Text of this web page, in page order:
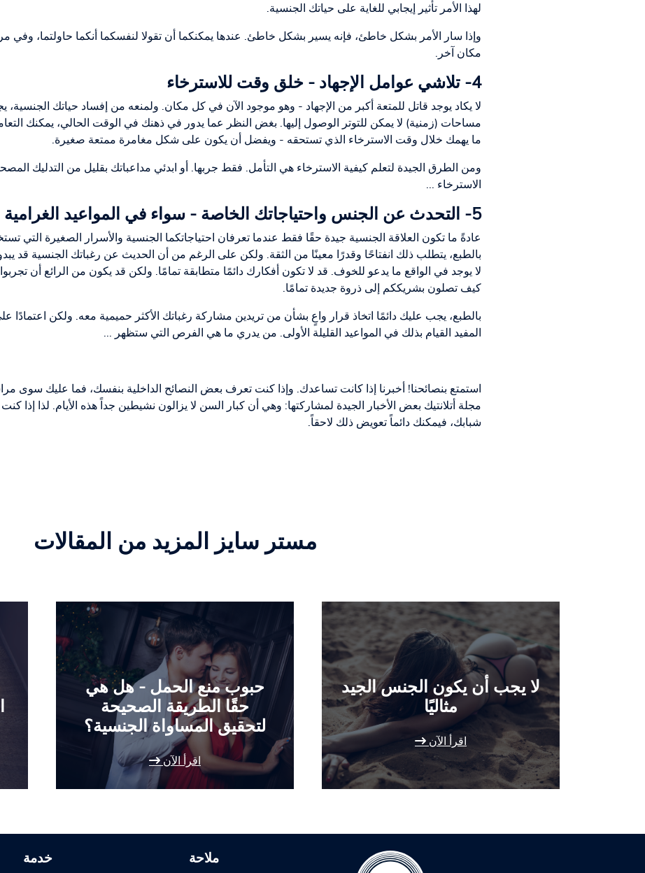
لهذا الأمر تأثير إيجابي للغاية على حياتك الجنسية.
وإذا سار الأمر بشكل خاطئ، فإنه يسير بشكل خاطئ. عندها يمكنكما أن تقولا لنفسكما أنكما حاولتما، وفي
مكان آخر.
4- تلاشي عوامل الإجهاد - خلق وقت للاسترخاء
لا يكاد يوجد قاتل للمتعة أكبر من الإجهاد - وهو موجود الآن في كل مكان. ولمنعه من إفساد حياتك
مساحات (زمنية) لا يمكن للتوتر الوصول إليها. بغض النظر عما يدور في ذهنك في الوقت الحالي، يمكنك
ما يهمك خلال وقت الاسترخاء الذي تستحقه - ويفضل أن يكون على شكل مغامرة ممتعة صغيرة.
ومن الطرق الجيدة لتعلم كيفية الاسترخاء هي التأمل. فقط جربها. أو ابدئي مداعباتك بقليل من التدليك
الاسترخاء ...
5- التحدث عن الجنس واحتياجاتك الخاصة - سواء في المواعيد الغرامية أو في العلاقات
عادةً ما تكون العلاقة الجنسية جيدة حقًا فقط عندما تعرفان احتياجاتكما الجنسية والأسرار الصغيرة التي
بالطبع، يتطلب ذلك انفتاحًا وقدرًا معينًا من الثقة. ولكن على الرغم من أن الحديث عن رغباتك الجنسية قد
لا يوجد في الواقع ما يدعو للخوف. قد لا تكون أفكارك دائمًا متطابقة تمامًا. ولكن قد يكون من الرائع أن
كيف تصلون بشريككم إلى ذروة جديدة تمامًا.
بالطبع، يجب عليك دائمًا اتخاذ قرار واعٍ بشأن من تريدين مشاركة رغباتك الأكثر حميمية معه. ولكن
المفيد القيام بذلك في المواعيد القليلة الأولى. من يدري ما هي الفرص التي ستظهر ...
استمتع بنصائحنا! أخبرنا إذا كانت تساعدك. وإذا كنت تعرف بعض النصائح الداخلية بنفسك، فما عليك سوى
مجلة أتلانتيك بعض الأخبار الجيدة لمشاركتها: وهي أن كبار السن لا يزالون نشيطين جداً هذه الأيام. لذا إذا
شبابك، فيمكنك دائماً تعويض ذلك لاحقاً.
مستر سايز المزيد من المقالات
لا يجب أن يكون الجنس الجيد
مثاليًا
اقرأ الآن
حبوب منع الحمل - هل هي
حقًا الطريقة الصحيحة
لتحقيق المساواة الجنسية؟
اقرأ الآن
ملاحة خدمة